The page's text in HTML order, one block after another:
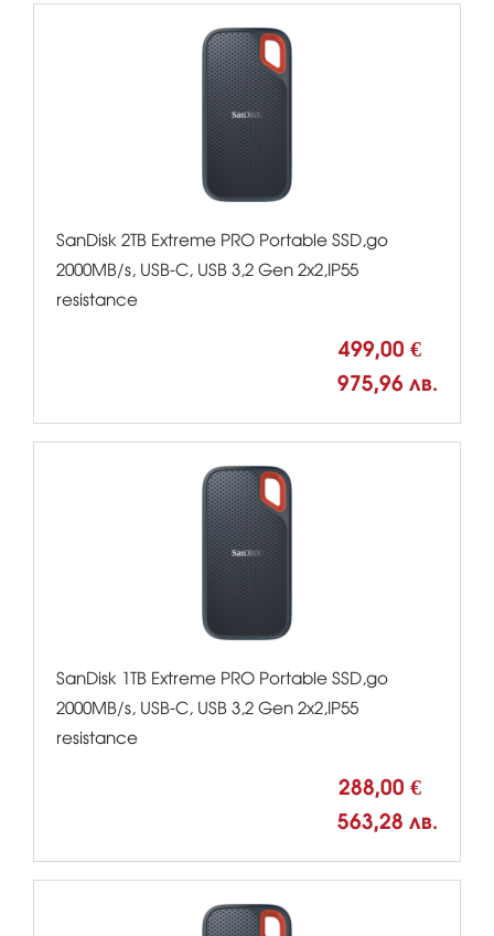
SanDisk 2TB Extreme PRO Portable SSD,до
2000MB/s, USB-C, USB 3,2 Gen 2x2,IP55
resistance
499,00 €
975,96 лв.
SanDisk 1TB Extreme PRO Portable SSD,до
2000MB/s, USB-C, USB 3,2 Gen 2x2,IP55
resistance
288,00 €
563,28 лв.